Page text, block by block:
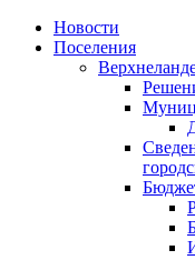
Skip
Новости
Поселения